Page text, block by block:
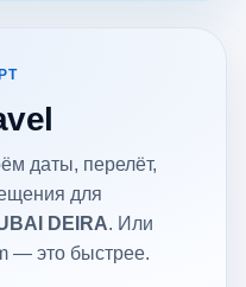
даты, перелёт,
для
DEIRA. Или
— это быстрее.